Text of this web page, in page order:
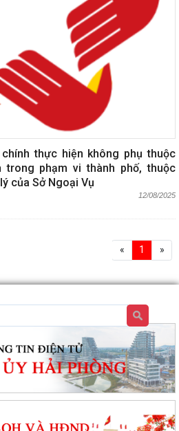
thực hiện không phụ thuộc
phạm vi thành phố, thuộc
của Sở Ngoại Vụ
12/08/2025
« 1 »